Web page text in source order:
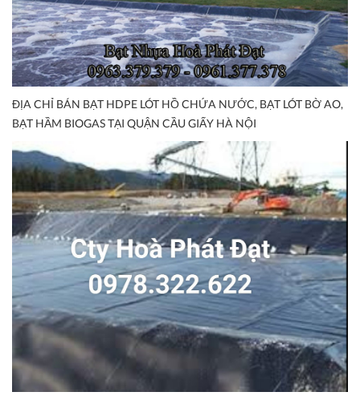
ĐỊA CHỈ BÁN BẠT HDPE LÓT HỒ CHỨA NƯỚC, BẠT LÓT BỜ AO,
BẠT HẦM BIOGAS TẠI QUẬN CẦU GIẤY HÀ NỘI